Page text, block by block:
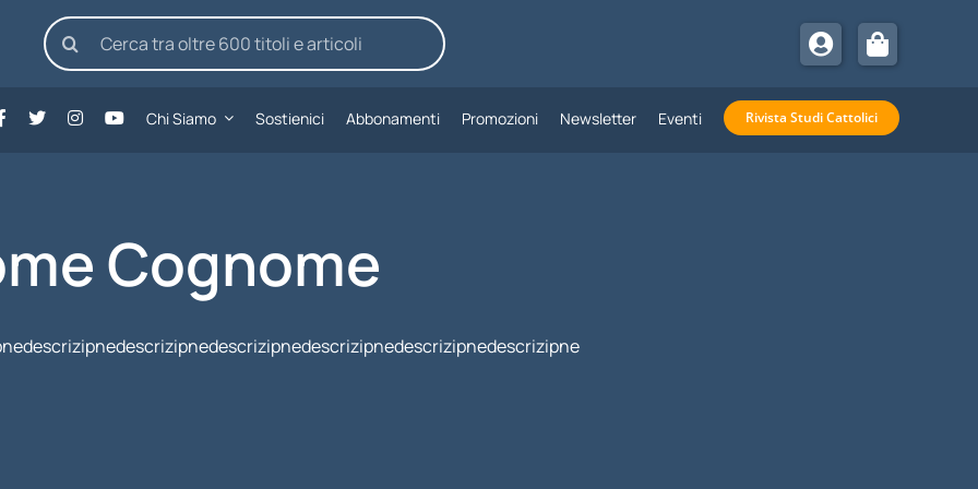
Cerca
per:
Chi Siamo Sostienici Abbonamenti Promozioni Newsletter Eventi Rivista Studi Cattolici
Cognome